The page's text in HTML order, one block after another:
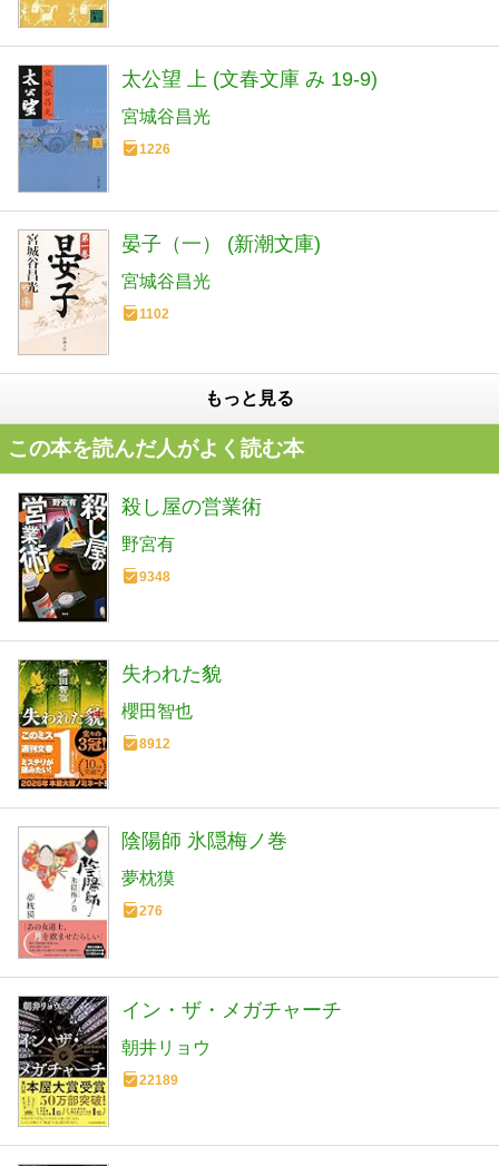
太公望 上 (文春文庫 み 19-9)
宮城谷昌光
1226
晏子（一） (新潮文庫)
宮城谷昌光
1102
もっと見る
この本を読んだ人がよく読む本
殺し屋の営業術
野宮有
9348
失われた貌
櫻田智也
8912
陰陽師 氷隠梅ノ巻
夢枕獏
276
イン・ザ・メガチャーチ
朝井リョウ
22189